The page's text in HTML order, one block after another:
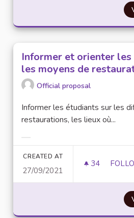
Informer et orienter
les moyens de
Official proposal
Informer les étudiants sur les
restaurations, les lieux où...
CREATED AT
27/09/2021
34 34